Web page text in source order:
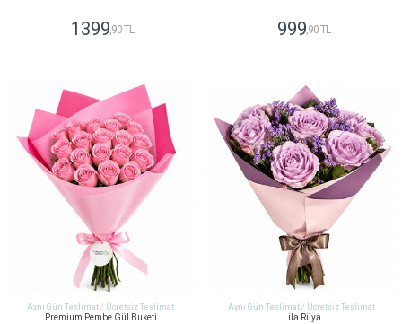
1399 ,90 TL 999,90 TL
Aynı Gün Teslimat / Ücretsiz Teslimat
Premium Pembe Gül Buketi
Aynı Gün Teslimat / Ücretsiz Teslimat
Lila Rüya